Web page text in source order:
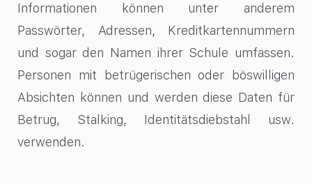
Informationen können unter anderem
Passwörter, Adressen, Kreditkartennummern
und sogar den Namen ihrer Schule umfassen.
Personen mit betrügerischen oder böswilligen
Absichten können und werden diese Daten für
Betrug, Stalking, Identitätsdiebstahl usw.
verwenden.